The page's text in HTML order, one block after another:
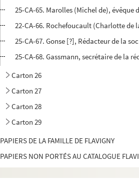
25-CA-65. Marolles (Michel de), évêque
22-CA-66. Rochefoucault (Charlotte de
25-CA-67. Gonse [?], Rédacteur de la
25-CA-68. Gassmann, secrétaire de la
Carton 26
Carton 27
Carton 28
Carton 29
PAPIERS DE LA FAMILLE DE FLAVIGNY
PAPIERS NON PORTÉS AU CATALOGUE